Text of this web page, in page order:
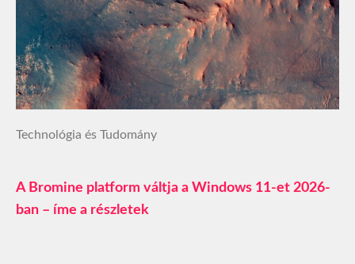
Technológia és Tudomány
A Bromine platform váltja a Windows 11-et 2026-
ban – íme a részletek